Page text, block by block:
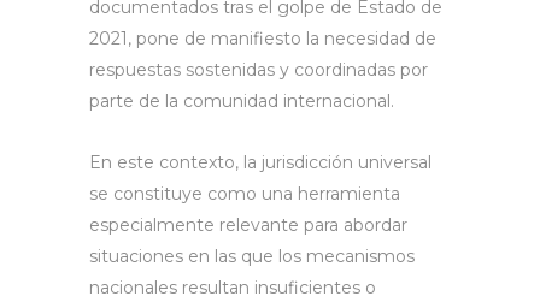
documentados tras el golpe de Estado de
2021, pone de manifiesto la necesidad de
respuestas sostenidas y coordinadas por
parte de la comunidad internacional.
En este contexto, la jurisdicción universal
se constituye como una herramienta
especialmente relevante para abordar
situaciones en las que los mecanismos
nacionales resultan insuficientes o